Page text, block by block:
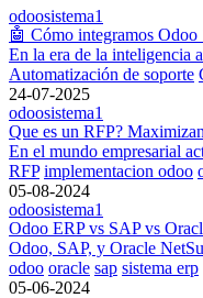
odoosistema1
🤖 Cómo integramos
En la era de la inteligencia
Automatización de soporte
24-07-2025
odoosistema1
Que es un RFP?
​En el mundo empresarial
RFP implementacion odoo
05-08-2024
odoosistema1
Odoo ERP vs SAP vs
Odoo, SAP, y Oracle
odoo oracle sap sistema erp
05-06-2024